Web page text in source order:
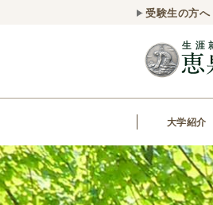
受験生の方へ
大学紹介